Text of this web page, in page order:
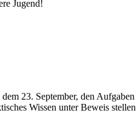
Jugend!
23. September, den
Wissen unter Beweis